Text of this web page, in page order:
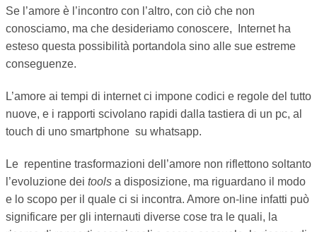
TEMPO LIBERO
CULTURA
WELFARE
Se l’amore è l’incontro con l’altro, con ciò che non
conosciamo, ma che desideriamo conoscere, Internet ha
esteso questa possibilità portandola sino alle sue estreme
conseguenze.
L’amore ai tempi di internet ci impone codici e regole del tutto
nuove, e i rapporti scivolano rapidi dalla tastiera di un pc, al
touch di uno smartphone su whatsapp.
Le repentine trasformazioni dell’amore non riflettono soltanto
l’evoluzione dei tools a disposizione, ma riguardano il modo
e lo scopo per il quale ci si incontra. Amore on-line infatti può
significare per gli internauti diverse cose tra le quali, la